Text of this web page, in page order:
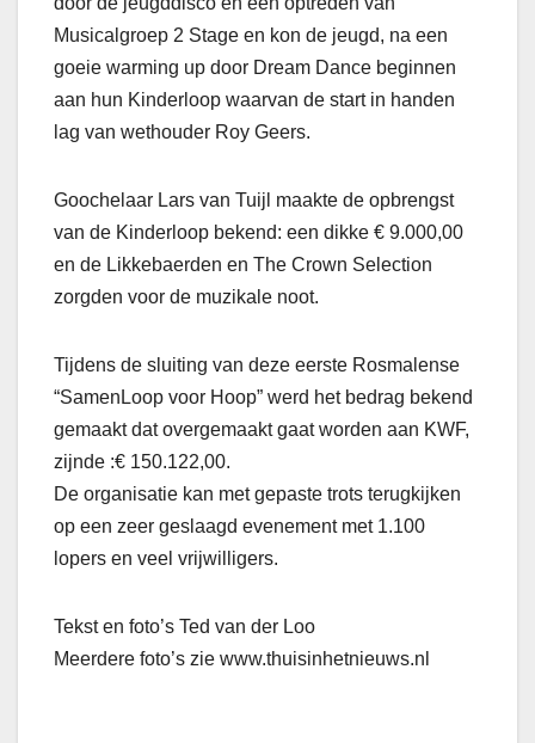
Musicalgroep 2 Stage en kon de jeugd, na een
goeie warming up door Dream Dance beginnen
aan hun Kinderloop waarvan de start in handen
lag van wethouder Roy Geers.
Goochelaar Lars van Tuijl maakte de opbrengst
van de Kinderloop bekend: een dikke € 9.000,00
en de Likkebaerden en The Crown Selection
zorgden voor de muzikale noot.
Tijdens de sluiting van deze eerste Rosmalense
“SamenLoop voor Hoop” werd het bedrag bekend
gemaakt dat overgemaakt gaat worden aan KWF,
zijnde :€ 150.122,00.
De organisatie kan met gepaste trots terugkijken
op een zeer geslaagd evenement met 1.100
lopers en veel vrijwilligers.
Tekst en foto’s Ted van der Loo
Meerdere foto’s zie www.thuisinhetnieuws.nl